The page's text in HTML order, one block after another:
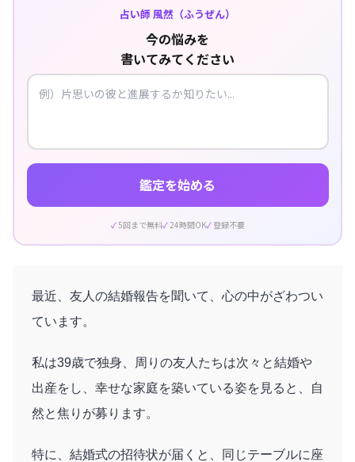
占い師 風然（ふうぜん）
今の悩みを
書いてみてください
鑑定を始める
5回まで無料 24時間OK 登録不要
最近、友人の結婚報告を聞いて、心の中がざわつい
ています。
私は39歳で独身、周りの友人たちは次々と結婚や
出産をし、幸せな家庭を築いている姿を見ると、自
然と焦りが募ります。
特に、結婚式の招待状が届くと、同じテーブルに座